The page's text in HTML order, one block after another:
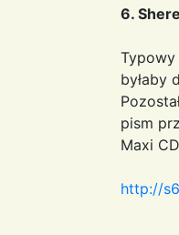
6.
Typowy
byłaby
pism
Maxi
http://